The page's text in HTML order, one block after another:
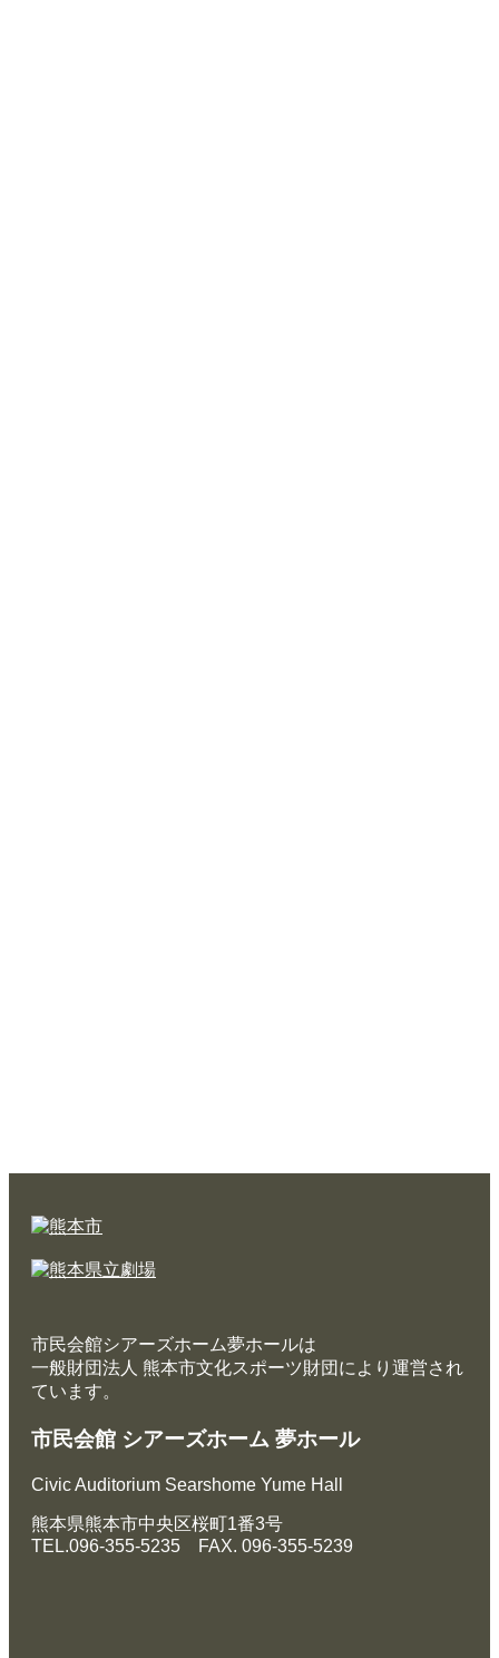
市民会館シアーズホーム夢ホールは
一般財団法人 熊本市文化スポーツ財団により運営され
ています。
市民会館 シアーズホーム 夢ホール
Civic Auditorium Searshome Yume Hall
熊本県熊本市中央区桜町1番3号
TEL.096-355-5235 FAX. 096-355-5239